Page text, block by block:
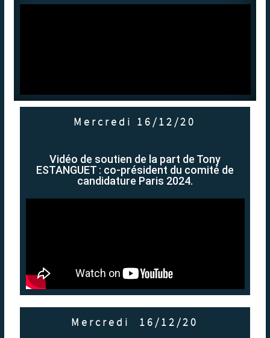
Mercredi 16/12/20
Vidéo de soutien de la part de Tony
ESTANGUET : co-président du comité de
candidature Paris 2024.
Mercredi 16/12/20